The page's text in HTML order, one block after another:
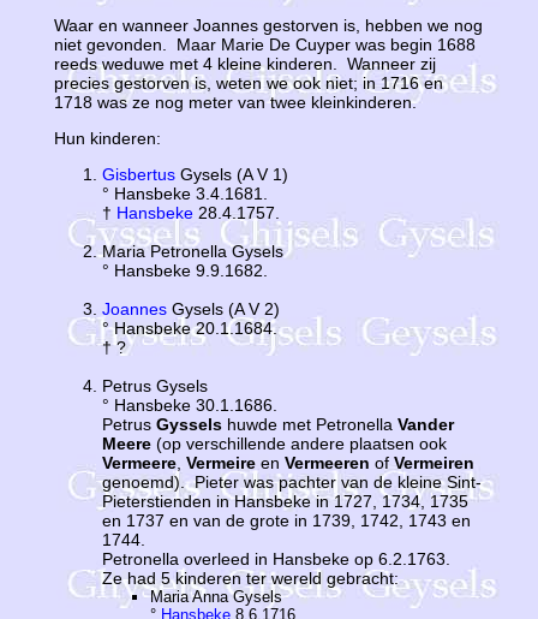
Waar en wanneer Joannes gestorven is, hebben we nog
niet gevonden. Maar Marie De Cuyper was begin 1688
reeds weduwe met 4 kleine kinderen. Wanneer zij
precies gestorven is, weten we ook niet; in 1716 en
1718 was ze nog meter van twee kleinkinderen.
Hun kinderen:
GisbertusGysels (A V 1)
° Hansbeke 3.4.1681.
† Hansbeke28.4.1757.
Maria Petronella Gysels
° Hansbeke 9.9.1682.
JoannesGysels (A V 2)
° Hansbeke 20.1.1684.
† ?
Petrus Gysels
° Hansbeke 30.1.1686.
Petrus Gysselshuwde met Petronella Vander
Meere(op verschillende andere plaatsen ook
Vermeere, Vermeireen Vermeeren of Vermeiren
genoemd). Pieter was pachter van de kleine Sint-
Pieterstienden in Hansbeke in 1727, 1734, 1735
en 1737 en van de grote in 1739, 1742, 1743 en
1744.
Petronella overleed in Hansbeke op 6.2.1763.
Ze had 5 kinderen ter wereld gebracht:
Maria Anna Gysels
° Hansbeke8.6.1716